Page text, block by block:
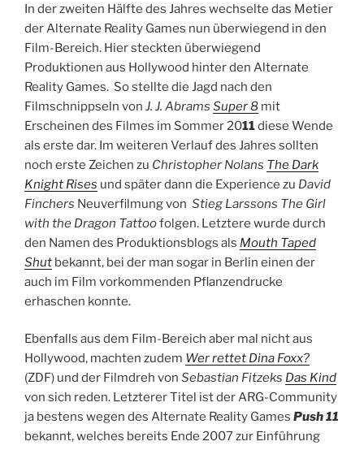
In der zweiten Hälfte des Jahres wechselte das Metier
der Alternate Reality Games nun überwiegend in den
Film-Bereich. Hier steckten überwiegend
Produktionen aus Hollywood hinter den Alternate
Reality Games. So stellte die Jagd nach den
Filmschnippseln von J. J. Abrams Super 8 mit
Erscheinen des Filmes im Sommer 2011diese Wende
als erste dar. Im weiteren Verlauf des Jahres sollten
noch erste Zeichen zu Christopher Nolans The Dark
Knight Rises und später dann die Experience zu David
Finchers Neuverfilmung von Stieg Larssons The Girl
with the Dragon Tattoofolgen. Letztere wurde durch
den Namen des Produktionsblogs als Mouth Taped
Shut bekannt, bei der man sogar in Berlin einen der
auch im Film vorkommenden Pflanzendrucke
erhaschen konnte.
Ebenfalls aus dem Film-Bereich aber mal nicht aus
Hollywood, machten zudem Wer rettet Dina Foxx?
(ZDF) und der Filmdreh von Sebastian Fitzeks Das Kind
von sich reden. Letzterer Titel ist der ARG-Community
ja bestens wegen des Alternate Reality Games Push 11
bekannt, welches bereits Ende 2007 zur Einführung